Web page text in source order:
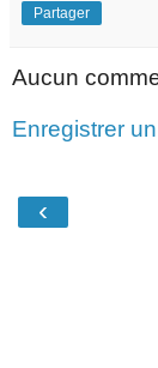
Partager
Aucun
Enregistrer
‹